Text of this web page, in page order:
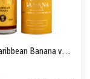
Espero Caribbean Banana v Tube